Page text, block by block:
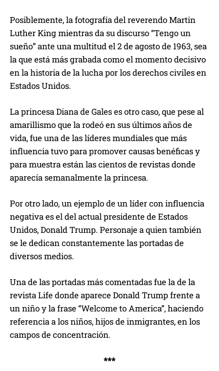
Posiblemente, la fotografía del reverendo Martin
Luther King mientras da su discurso “Tengo un
sueño” ante una multitud el 2 de agosto de 1963, sea
la que está más grabada como el momento decisivo
en la historia de la lucha por los derechos civiles en
Estados Unidos.
La princesa Diana de Gales es otro caso, que pese al
amarillismo que la rodeó en sus últimos años de
vida, fue una de las líderes mundiales que más
influencia tuvo para promover causas benéficas y
para muestra están las cientos de revistas donde
aparecía semanalmente la princesa.
Por otro lado, un ejemplo de un líder con influencia
negativa es el del actual presidente de Estados
Unidos, Donald Trump. Personaje a quien también
se le dedican constantemente las portadas de
diversos medios.
Una de las portadas más comentadas fue la de la
revista Life donde aparece Donald Trump frente a
un niño y la frase “Welcome to America”, haciendo
referencia a los niños, hijos de inmigrantes, en los
campos de concentración.
***